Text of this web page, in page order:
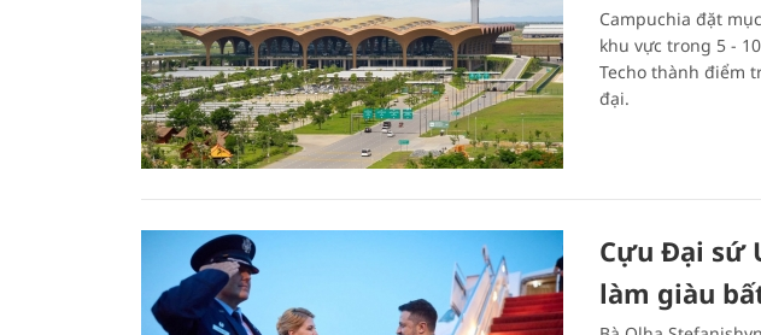
Campuchia đặt
khu vực trong 5 -
Techo thành điểm
đại.
Cựu Đại sứ
làm giàu